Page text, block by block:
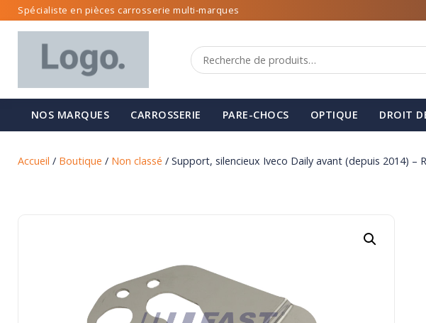
Spécialiste en pièces carrosserie multi-marques
NOS MARQUES CARROSSERIE PARE-CHOCS OPTIQUE DROIT
Accueil / Boutique / Non classé / Support, silencieux Iveco Daily avant (depuis 2014) –